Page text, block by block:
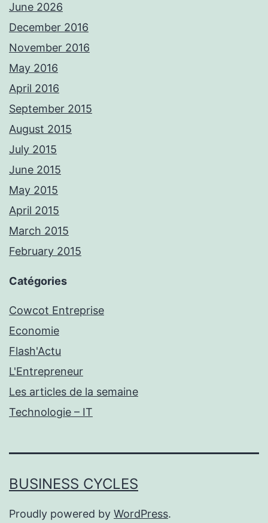
June 2026
December 2016
November 2016
May 2016
April 2016
September 2015
August 2015
July 2015
June 2015
May 2015
April 2015
March 2015
February 2015
Catégories
Cowcot Entreprise
Economie
Flash'Actu
L'Entrepreneur
Les articles de la semaine
Technologie – IT
BUSINESS CYCLES
Proudly powered by WordPress.